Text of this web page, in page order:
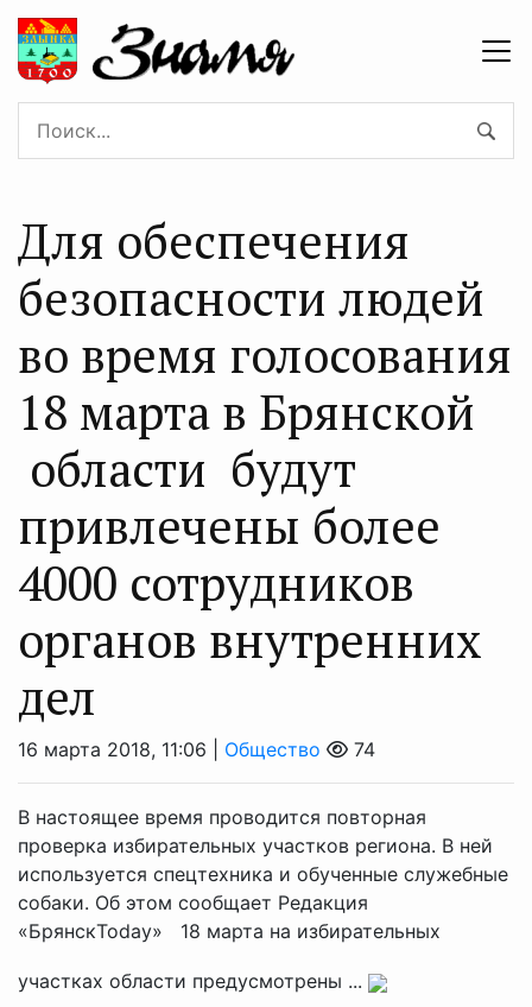
Для обеспечения
безопасности людей
во время голосования
18 марта в Брянской
области будут
привлечены более
4000 сотрудников
органов внутренних
дел
16 марта 2018, 11:06 | Общество 74
В настоящее время проводится повторная
проверка избирательных участков региона. В ней
используется спецтехника и обученные служебные
собаки. Об этом сообщает Редакция
«БрянскToday» 18 марта на избирательных
участках области предусмотрены ...